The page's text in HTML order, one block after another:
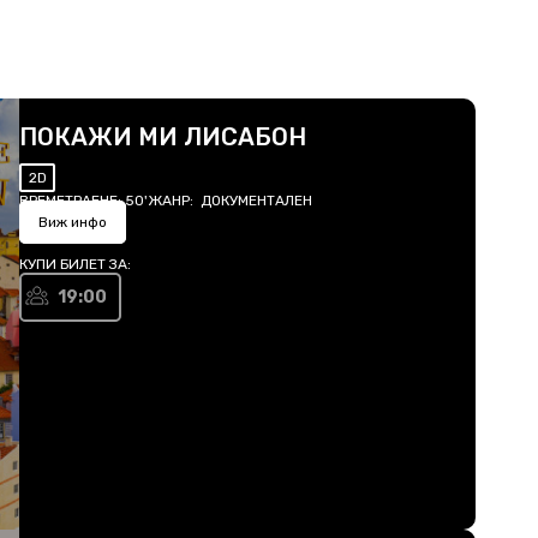
ПОКАЖИ МИ ЛИСАБОН
2D
ВРЕМЕТРАЕНЕ: 50'ЖАНР: ДОКУМЕНТАЛЕН
Виж инфо
КУПИ БИЛЕТ ЗА:
19:00